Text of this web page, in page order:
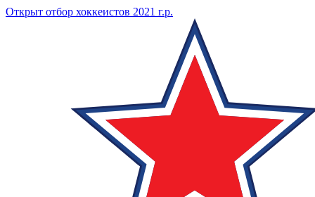
Открыт отбор хоккеистов 2021 г.р.